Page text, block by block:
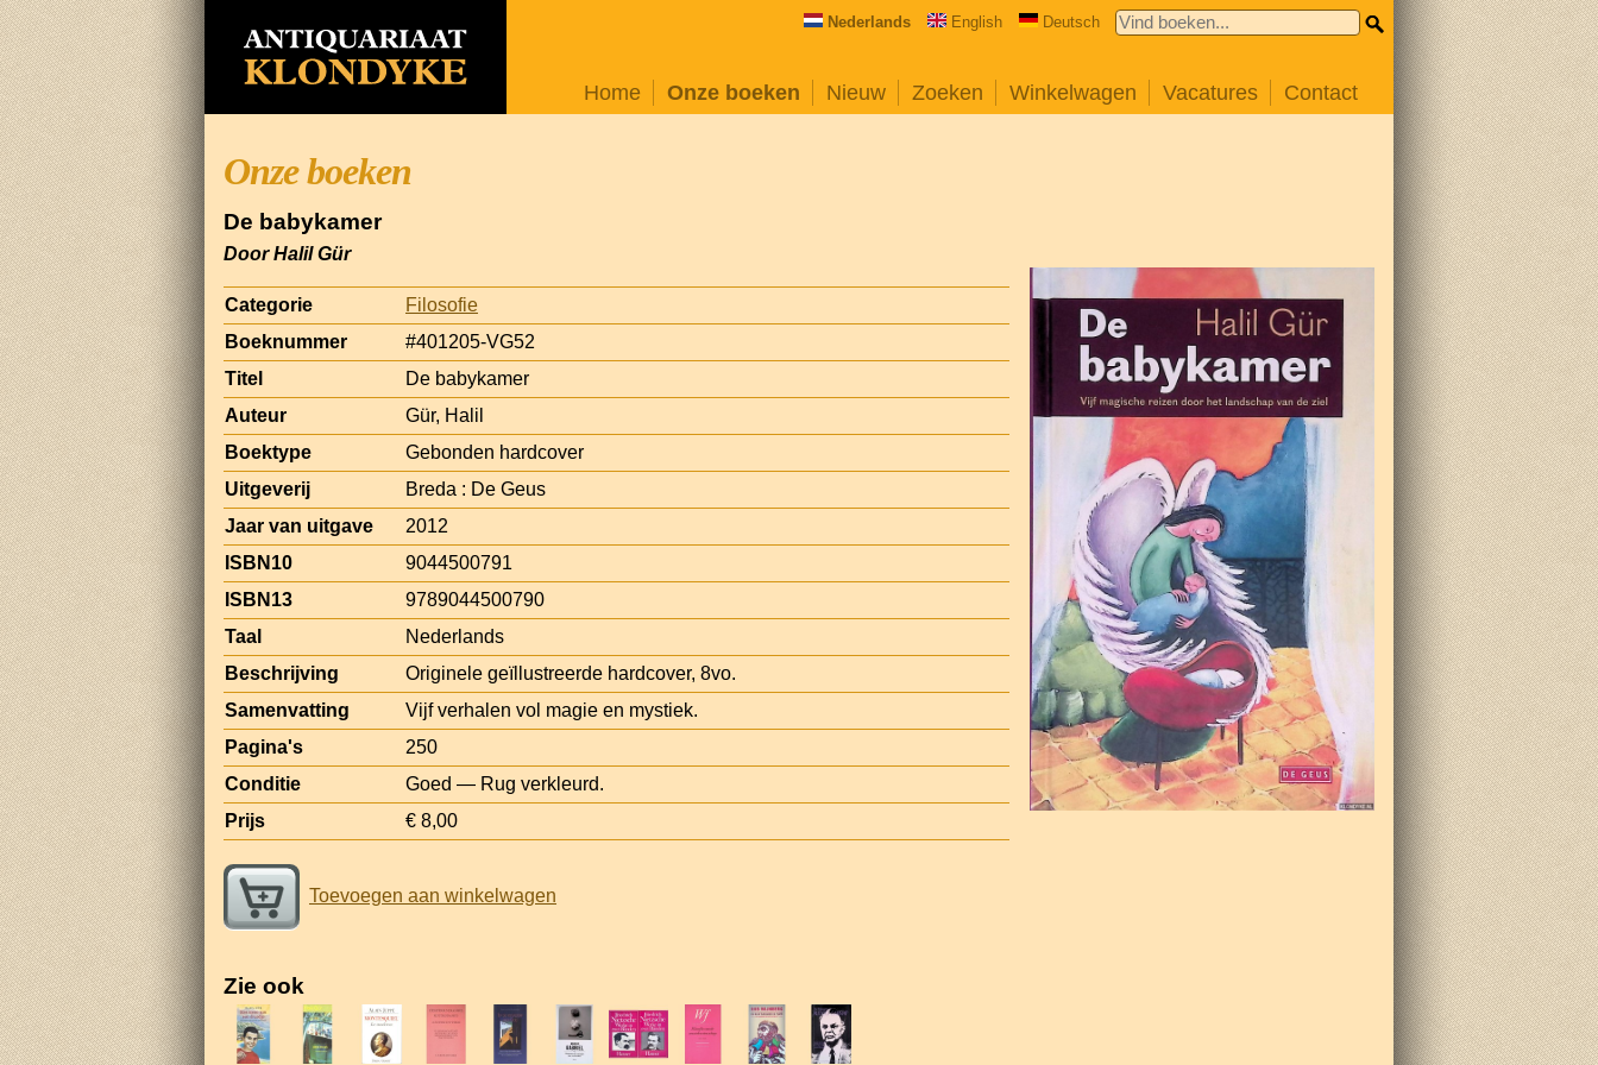
Nederlands English Deutsch
Home Onze boeken Nieuw Zoeken Winkelwagen Vacatures Contact
Onze boeken
De babykamer
Door Halil Gür
Categorie
Filosofie
Boeknummer
#401205-VG52
Titel
De babykamer
Auteur
Gür, Halil
Boektype
Gebonden hardcover
Uitgeverij
Breda : De Geus
Jaar van uitgave
2012
ISBN10
9044500791
ISBN13
9789044500790
Taal
Nederlands
Beschrijving
Originele geïllustreerde hardcover, 8vo.
Samenvatting
Vijf verhalen vol magie en mystiek.
Pagina's
250
Conditie
Goed — Rug verkleurd.
Prijs
€ 8,00
Toevoegen aan winkelwagen
Zie ook